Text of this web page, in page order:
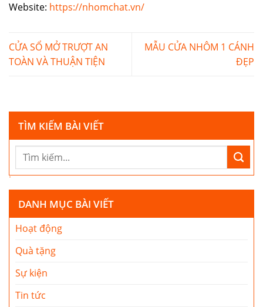
Website: https://nhomchat.vn/
CỬA SỔ MỞ TRƯỢT AN
TOÀN VÀ THUẬN TIỆN
MẪU CỬA NHÔM 1 CÁNH
ĐẸP
TÌM KIẾM BÀI VIẾT
DANH MỤC BÀI VIẾT
Hoạt động
Quà tặng
Sự kiện
Tin tức